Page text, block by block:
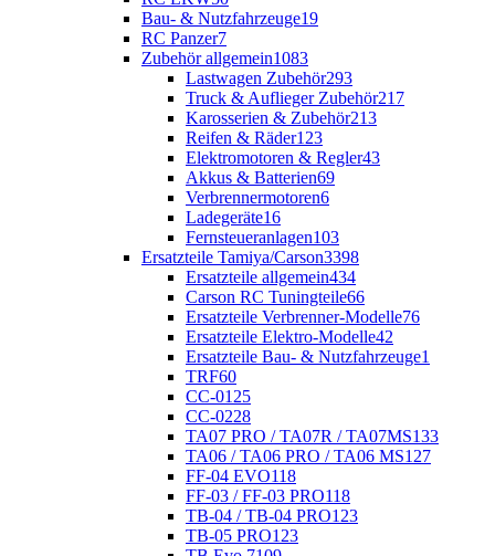
Bau- & Nutzfahrzeuge19
RC Panzer7
Zubehör allgemein1083
Lastwagen Zubehör293
Truck & Auflieger Zubehör217
Karosserien & Zubehör213
Reifen & Räder123
Elektromotoren & Regler43
Akkus & Batterien69
Verbrennermotoren6
Ladegeräte16
Fernsteueranlagen103
Ersatzteile Tamiya/Carson3398
Ersatzteile allgemein434
Carson RC Tuningteile66
Ersatzteile Verbrenner-Modelle76
Ersatzteile Elektro-Modelle42
Ersatzteile Bau- & Nutzfahrzeuge1
TRF60
CC-01 25
CC-0228
TA07 PRO / TA07R / TA07MS133
TA06 / TA06 PRO / TA06 MS127
FF-04 EVO118
FF-03 / FF-03 PRO118
TB-04 / TB-04 PRO123
TB-05 PRO123